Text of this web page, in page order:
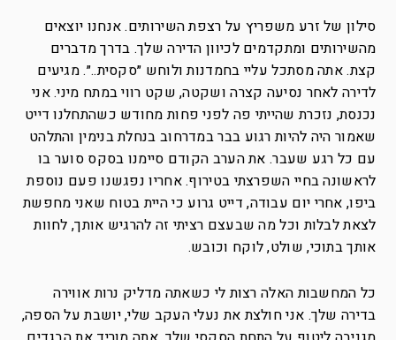
סילון של זרע משפריץ על רצפת השירותים. אנחנו יוצאים
מהשירותים ומתקדמים לכיוון הדירה שלך. בדרך מדברים
קצת. אתה מסתכל עליי בחמדנות ולוחש ״סקסית..״. מגיעים
לדירה לאחר נסיעה קצרה ושקטה, שקט רווי במתח מיני. אני
נכנסת, נזכרת שהייתי פה לפני פחות מחודש כשהתחלנו דייט
שאמור היה להיות רגוע בבר במדרחוב בנחלת בנימין והתלהט
עם כל רגע שעבר. את הערב הקודם סיימנו בסקס סוער בו
לראשונה בחיי השפרצתי בטירוף. אחריו נפגשנו פעם נוספת
ביפו, אחרי יום עבודה, דייט גרוע כי היית בטוח שאני מחפשת
לצאת לבלות וכל מה שבעצם רציתי זה להרגיש אותך, לחוות
אותך בתוכי, שולט, לוקח וכובש.
כל המחשבות האלה רצות לי כשאתה מדליק נרות אווירה
בדירה שלך. אני חולצת את נעלי העקב שלי, יושבת על הספה,